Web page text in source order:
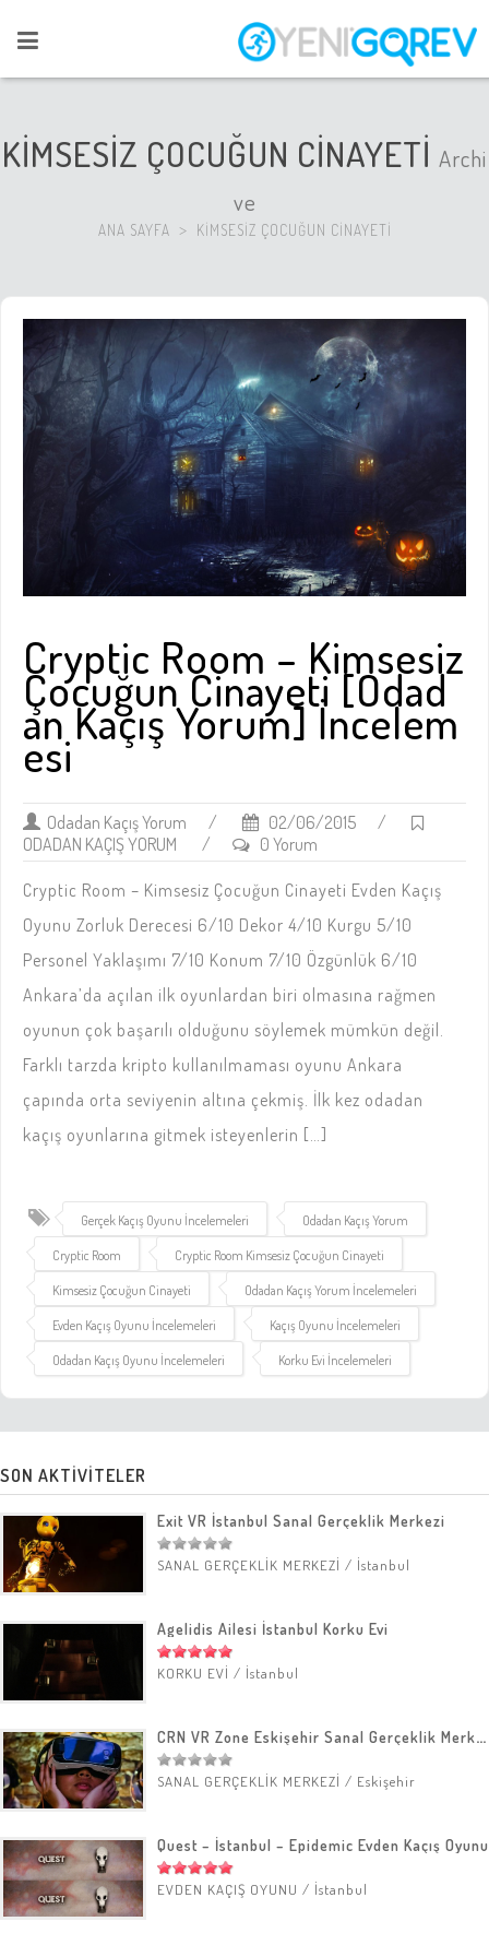
KİMSESİZ ÇOCUĞUN CİNAYETİ Archi
ve
ANA SAYFA > KİMSESİZ ÇOCUĞUN CİNAYETİ
Cryptic Room – Kimsesiz
Çocuğun Cinayeti [Odad
an Kaçış Yorum] İncelem
esi
Odadan Kaçış Yorum / 02/06/2015
/
ODADAN KAÇIŞ YORUM
/ 0 Yorum
Cryptic Room – Kimsesiz Çocuğun Cinayeti Evden Kaçış
Oyunu Zorluk Derecesi 6/10 Dekor 4/10 Kurgu 5/10
Personel Yaklaşımı 7/10 Konum 7/10 Özgünlük 6/10
Ankara’da açılan ilk oyunlardan biri olmasına rağmen
oyunun çok başarılı olduğunu söylemek mümkün değil.
Farklı tarzda kripto kullanılmaması oyunu Ankara
çapında orta seviyenin altına çekmiş. İlk kez odadan
kaçış oyunlarına gitmek isteyenlerin […]
Gerçek Kaçış Oyunu İncelemeleri Odadan Kaçış Yorum
Cryptic Room Cryptic Room Kimsesiz Çocuğun Cinayeti
Kimsesiz Çocuğun Cinayeti Odadan Kaçış Yorum İncelemeleri
Evden Kaçış Oyunu İncelemeleri Kaçış Oyunu İncelemeleri
Odadan Kaçış Oyunu İncelemeleri Korku Evi İncelemeleri
SON AKTİVİTELER
Exit VR İstanbul Sanal Gerçeklik Merkezi
SANAL GERÇEKLİK MERKEZİ / İstanbul
Agelidis Ailesi İstanbul Korku Evi
KORKU EVİ / İstanbul
CRN VR Zone Eskişehir Sanal Gerçeklik Merkezi
SANAL GERÇEKLİK MERKEZİ / Eskişehir
Quest – İstanbul – Epidemic Evden Kaçış Oyunu
EVDEN KAÇIŞ OYUNU / İstanbul